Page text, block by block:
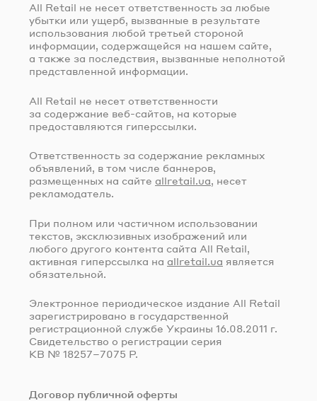
All Retail не несет ответственность за любые
убытки или ущерб, вызванные в результате
использования любой третьей стороной
информации, содержащейся на нашем сайте,
а также за последствия, вызванные неполнотой
представленной информации.
All Retail не несет ответственности
за содержание веб-сайтов, на которые
предоставляются гиперссылки.
Ответственность за содержание рекламных
объявлений, в том числе баннеров,
размещенных на сайте allretail.ua, несет
рекламодатель.
При полном или частичном использовании
текстов, эксклюзивных изображений или
любого другого контента сайта All Retail,
активная гиперссылка на allretail.ua является
обязательной.
Электронное периодическое издание All Retail
зарегистрировано в государственной
регистрационной службе Украины 16.08.2011 г.
Свидетельство о регистрации серия
КВ № 18257–7075 Р.
Договор публичной оферты